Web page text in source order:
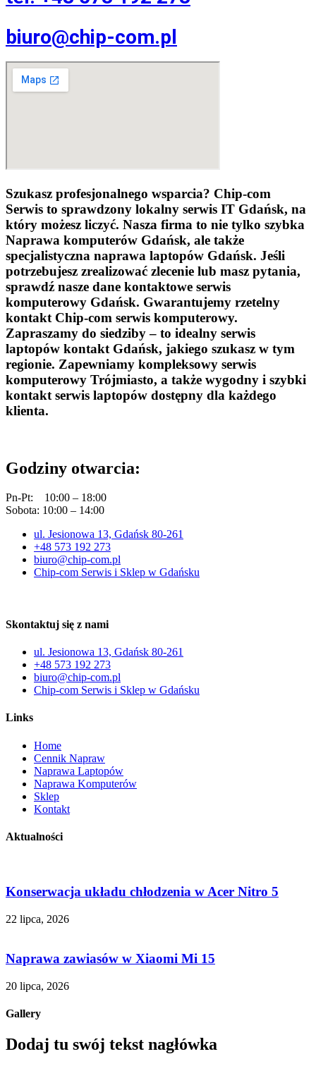
biuro@chip-com.pl
Szukasz profesjonalnego wsparcia? Chip-com
Serwis to sprawdzony lokalny serwis IT Gdańsk, na
który możesz liczyć. Nasza firma to nie tylko szybka
Naprawa komputerów Gdańsk, ale także
specjalistyczna naprawa laptopów Gdańsk. Jeśli
potrzebujesz zrealizować zlecenie lub masz pytania,
sprawdź nasze dane kontaktowe serwis
komputerowy Gdańsk. Gwarantujemy rzetelny
kontakt Chip-com serwis komputerowy.
Zapraszamy do siedziby – to idealny serwis
laptopów kontakt Gdańsk, jakiego szukasz w tym
regionie. Zapewniamy kompleksowy serwis
komputerowy Trójmiasto, a także wygodny i szybki
kontakt serwis laptopów dostępny dla każdego
klienta.
Godziny otwarcia:
Pn-Pt: 10:00 – 18:00
Sobota: 10:00 – 14:00
ul. Jesionowa 13, Gdańsk 80-261
+48 573 192 273
biuro@chip-com.pl
Chip-com Serwis i Sklep w Gdańsku
Skontaktuj się z nami
ul. Jesionowa 13, Gdańsk 80-261
+48 573 192 273
biuro@chip-com.pl
Chip-com Serwis i Sklep w Gdańsku
Links
Home
Cennik Napraw
Naprawa Laptopów
Naprawa Komputerów
Sklep
Kontakt
Aktualności
Konserwacja układu chłodzenia w Acer Nitro 5
22 lipca, 2026
Naprawa zawiasów w Xiaomi Mi 15
20 lipca, 2026
Gallery
Dodaj tu swój tekst nagłówka